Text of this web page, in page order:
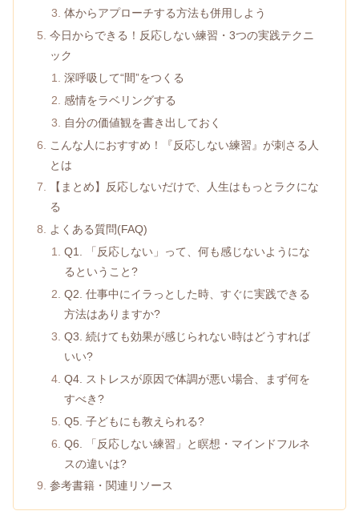
体からアプローチする方法も併用しよう
今日からできる！反応しない練習・3つの実践テクニ
ック
深呼吸して“間”をつくる
感情をラベリングする
自分の価値観を書き出しておく
こんな人におすすめ！『反応しない練習』が刺さる人
とは
【まとめ】反応しないだけで、人生はもっとラクにな
る
よくある質問(FAQ)
Q1. 「反応しない」って、何も感じないようにな
るということ?
Q2. 仕事中にイラっとした時、すぐに実践できる
方法はありますか?
Q3. 続けても効果が感じられない時はどうすれば
いい?
Q4. ストレスが原因で体調が悪い場合、まず何を
すべき?
Q5. 子どもにも教えられる?
Q6. 「反応しない練習」と瞑想・マインドフルネ
スの違いは?
参考書籍・関連リソース